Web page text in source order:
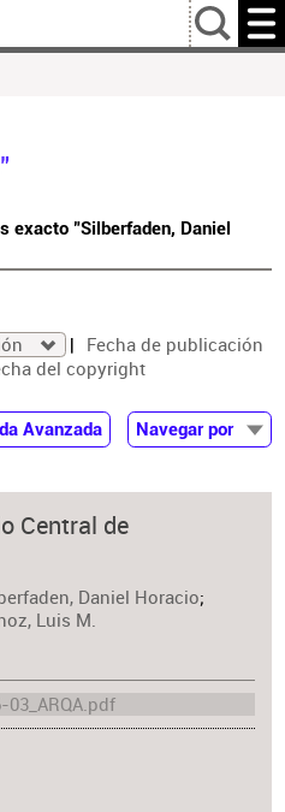
…
exacto "Silberfaden, Daniel
Fecha de publicación
del copyright
Avanzada
Navegar por
Autor
Central de
Daniel Horacio;
Luis M.